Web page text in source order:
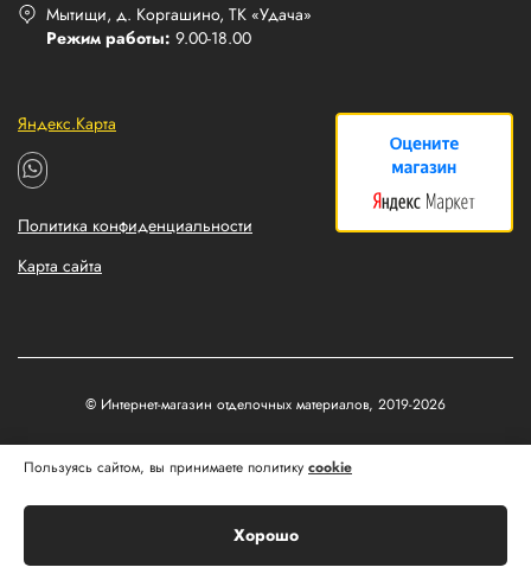
Мытищи, д. Коргашино, ТК «Удача»
Режим работы: 9.00-18.00
Яндекс.Карта
Политика конфиденциальности
Карта сайта
© Интернет-магазин отделочных материалов, 2019-2026
Matus&Kvits
Пользуясь сайтом, вы принимаете политику cookie
Хорошо
Главная
Каталог Профиль